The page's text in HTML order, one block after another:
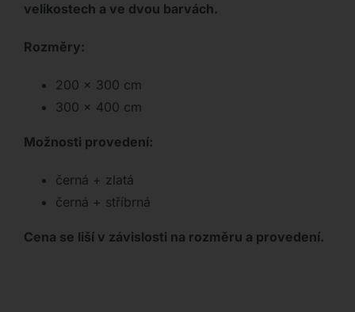
velikostech a ve dvou barvách.
Rozměry:
200 x 300 cm
300 x 400 cm
Možnosti provedení:
černá + zlatá
černá + stříbrná
Cena se liší v závislosti na rozměru a provedení.